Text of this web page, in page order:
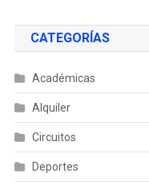
CATEGORÍAS
Académicas
Alquiler
Circuitos
Deportes